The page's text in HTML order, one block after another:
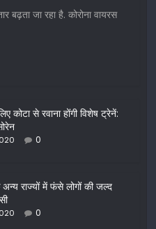
बढ़ता जा रहा है. कोरोना वायरस
कोटा से रवाना होंगी विशेष ट्रेनें:
0
राज्यों में फंसे लोगों की जल्द
0